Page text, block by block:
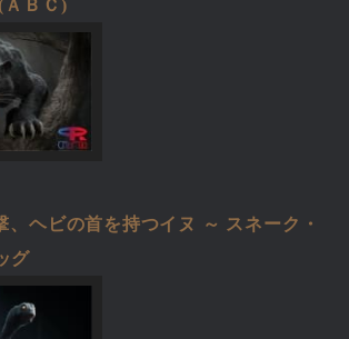
ＡＢＣ)
、ヘビの首を持つイヌ ～ スネーク・
グ